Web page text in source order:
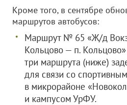
Кроме того, в сентябре
маршрутов автобусов:
Маршрут № 65 «Ж/д
Кольцово — п.
три маршрута (ниже)
для связи со
в микрорайоне
и кампусом УрФУ.